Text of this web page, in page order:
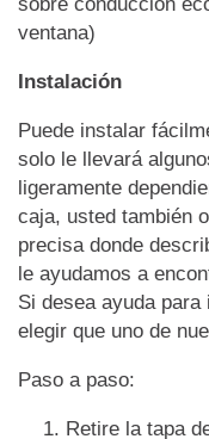
sobre conducción
ventana)
Instalación
Puede instalar
solo le llevará
ligeramente
caja, usted también
precisa donde
le ayudamos a
Si desea ayuda para
elegir que uno de
Paso a paso:
Retire la tapa